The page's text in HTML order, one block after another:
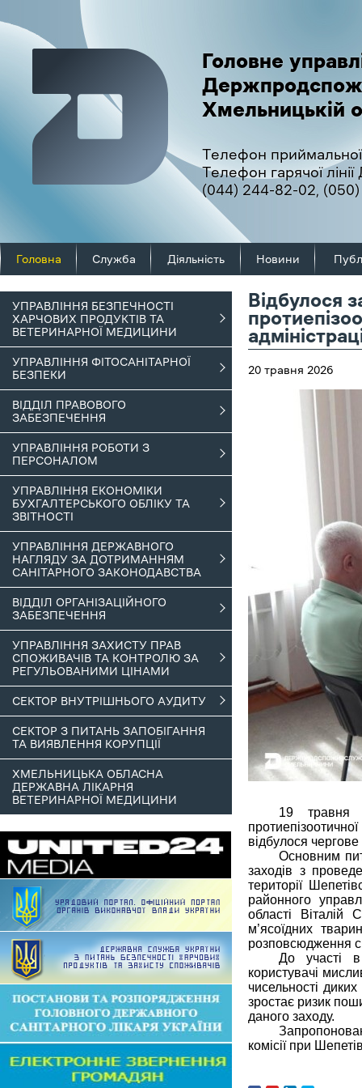
Головне
Хмельницькій
Телефон
Телефон гарячої
(044) 244-82-02,
Головна Служба Діяльність Новини
УПРАВЛІННЯ БЕЗПЕЧНОСТІ
ХАРЧОВИХ ПРОДУКТІВ ТА
ВЕТЕРИНАРНОЇ МЕДИЦИНИ
УПРАВЛІННЯ ФІТОСАНІТАРНОЇ
БЕЗПЕКИ
ВІДДІЛ ПРАВОВОГО
ЗАБЕЗПЕЧЕННЯ
УПРАВЛІННЯ РОБОТИ З
ПЕРСОНАЛОМ
УПРАВЛІННЯ ЕКОНОМІКИ
БУХГАЛТЕРСЬКОГО ОБЛІКУ ТА
ЗВІТНОСТІ
УПРАВЛІННЯ ДЕРЖАВНОГО
НАГЛЯДУ ЗА ДОТРИМАННЯМ
САНІТАРНОГО ЗАКОНОДАВСТВА
ВІДДІЛ ОРГАНІЗАЦІЙНОГО
ЗАБЕЗПЕЧЕННЯ
УПРАВЛІННЯ ЗАХИСТУ ПРАВ
СПОЖИВАЧІВ ТА КОНТРОЛЮ ЗА
РЕГУЛЬОВАНИМИ ЦІНАМИ
СЕКТОР ВНУТРІШНЬОГО АУДИТУ
СЕКТОР З ПИТАНЬ ЗАПОБІГАННЯ
ТА ВИЯВЛЕННЯ КОРУПЦІЇ
ХМЕЛЬНИЦЬКА ОБЛАСНА
ДЕРЖАВНА ЛІКАРНЯ
ВЕТЕРИНАРНОЇ МЕДИЦИНИ
Відбулося
20 травня 2026
19 травня
відбулося чергове
Основним
заходів з
території
районного
області Віталій
м’ясоїдних
розповсюдження
До участі в
користувачі
чисельності
зростає ризик
даного заходу.
комісії при